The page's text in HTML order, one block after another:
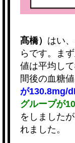
髙橋） はい
らです。ま
値は平均して
間後の血糖値
が130.8mg/
グループが
をしました
れました。